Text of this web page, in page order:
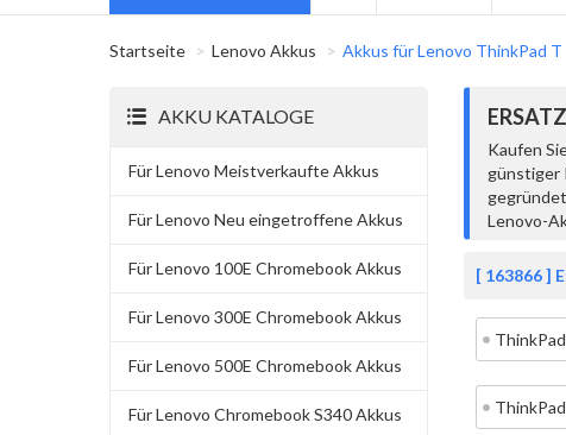
Startseite Lenovo Akkus Akkus für Lenovo ThinkPad T
Kaufen
günstiger
Lenovo-
[ 163866 ]
AKKU KATALOGE
Für Lenovo Meistverkaufte Akkus
Für Lenovo Neu eingetroffene Akkus
Für Lenovo 100E Chromebook Akkus
Für Lenovo 300E Chromebook Akkus
Für Lenovo 500E Chromebook Akkus
Für Lenovo Chromebook S340 Akkus